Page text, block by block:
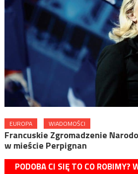
EUROPA WIADOMOŚCI
Francuskie Zgromadzenie
w mieście Perpignan
PODOBA CI SIĘ TO CO ROBIMY?